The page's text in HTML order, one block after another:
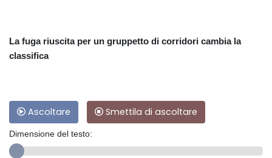
La fuga riuscita per un gruppetto di corridori cambia la
classifica
Ascoltare Smettila di ascoltare
Dimensione del testo: